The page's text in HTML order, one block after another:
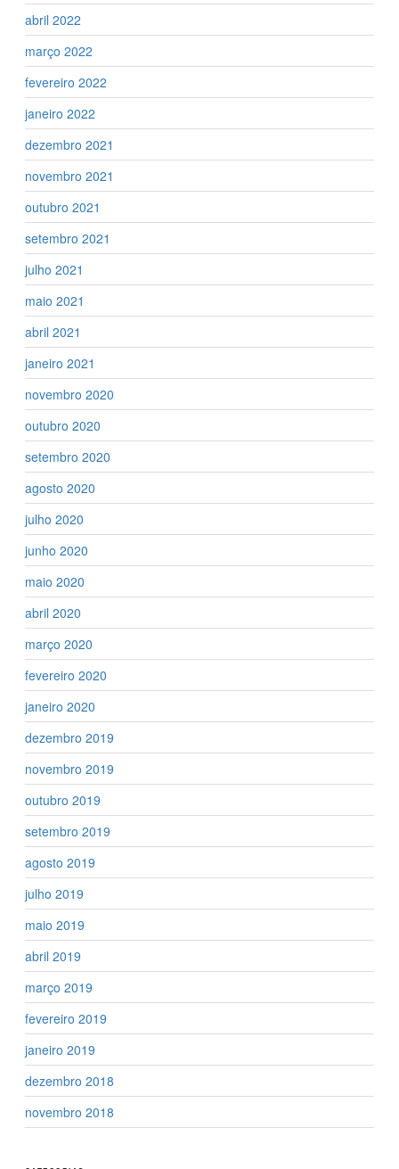
abril 2022
março 2022
fevereiro 2022
janeiro 2022
dezembro 2021
novembro 2021
outubro 2021
setembro 2021
julho 2021
maio 2021
abril 2021
janeiro 2021
novembro 2020
outubro 2020
setembro 2020
agosto 2020
julho 2020
junho 2020
maio 2020
abril 2020
março 2020
fevereiro 2020
janeiro 2020
dezembro 2019
novembro 2019
outubro 2019
setembro 2019
agosto 2019
julho 2019
maio 2019
abril 2019
março 2019
fevereiro 2019
janeiro 2019
dezembro 2018
novembro 2018